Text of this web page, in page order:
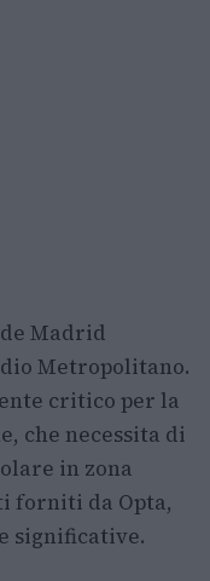
Madrid
Metropolitano.
critico per la
che necessita di
in zona
forniti da Opta,
significative.